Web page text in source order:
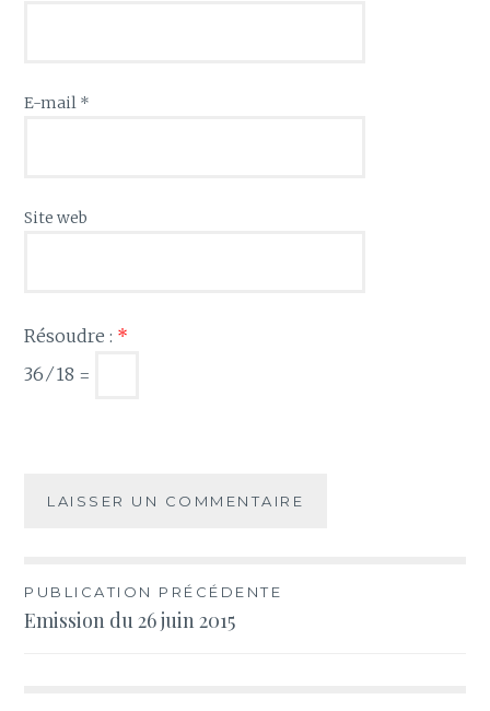
E-mail *
Site web
Résoudre : *
36 ⁄ 18 =
Navigation
de
PUBLICATION PRÉCÉDENTE
Emission du 26 juin 2015